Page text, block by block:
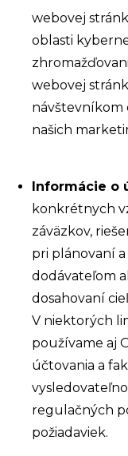
webovej
oblasti
webovej
návštevníkom
našich
Informácie o
konkrétnych
záväzkov,
pri plánovaní
dodávateľom
dosahovaní
V niektorých
používame aj
účtovania a
regulačných
požiadaviek.